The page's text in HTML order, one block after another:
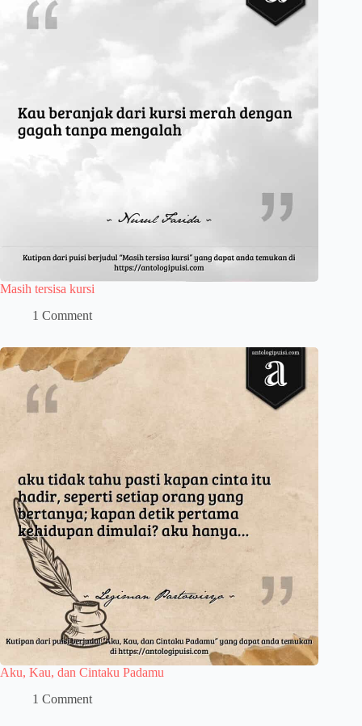
Masih tersisa kursi
1 Comment
Aku, Kau, dan Cintaku Padamu
1 Comment